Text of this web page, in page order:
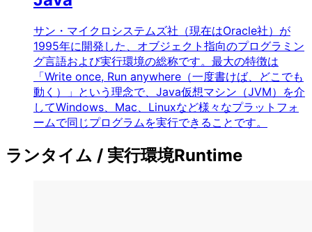
サン・マイクロシステムズ社（現在はOracle社）が
1995年に開発した、オブジェクト指向のプログラミン
グ言語および実行環境の総称です。最大の特徴は
「Write once, Run anywhere（一度書けば、どこでも
動く）」という理念で、Java仮想マシン（JVM）を介
してWindows、Mac、Linuxなど様々なプラットフォ
ームで同じプログラムを実行できることです。
ランタイム / 実行環境Runtime